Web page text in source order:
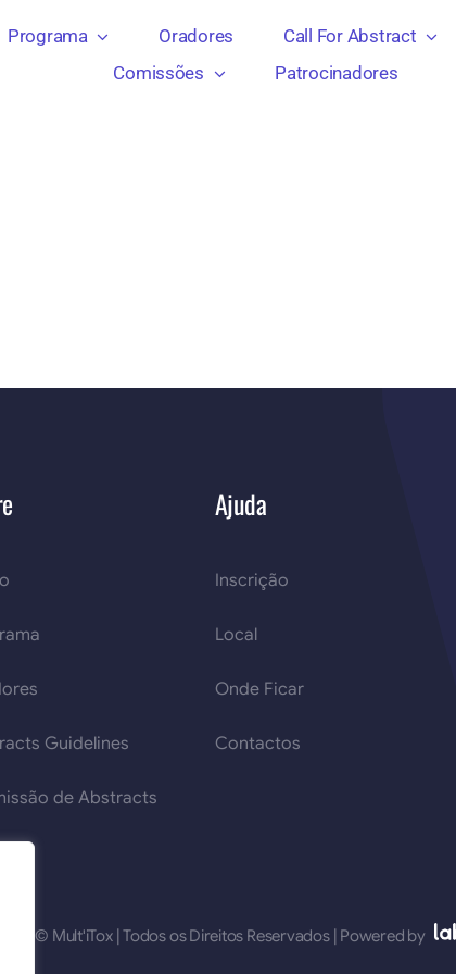
Programa Oradores Call For Abstract
Comissões
Patrocinadores
Guidelines
de Abstracts
Ajuda
Inscrição
Local
Onde Ficar
Contactos
2026 © Mult'iTox | Todos os Direitos Reservados | Powered by